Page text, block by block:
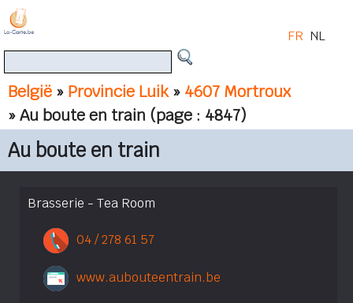
België » Provincie Luik» 4607 Mortroux
» Au boute en train (page : 4847)
FR NL
Au boute en train
Brasserie - Tea Room
04 / 278 61 57
www.aubouteentrain.be